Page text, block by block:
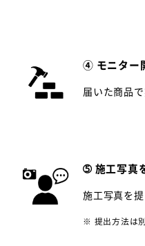
④ モニター
届いた商品
➄ 施工写真
施工写真を提
※ 提出方法は